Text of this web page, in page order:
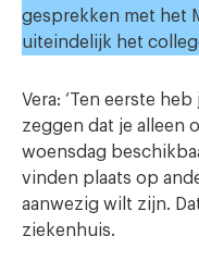
gesprekken met het
uiteindelijk het
Vera: ‘Ten eerste
zeggen dat je alleen
woensdag
vinden plaats op
aanwezig wilt zijn.
ziekenhuis.